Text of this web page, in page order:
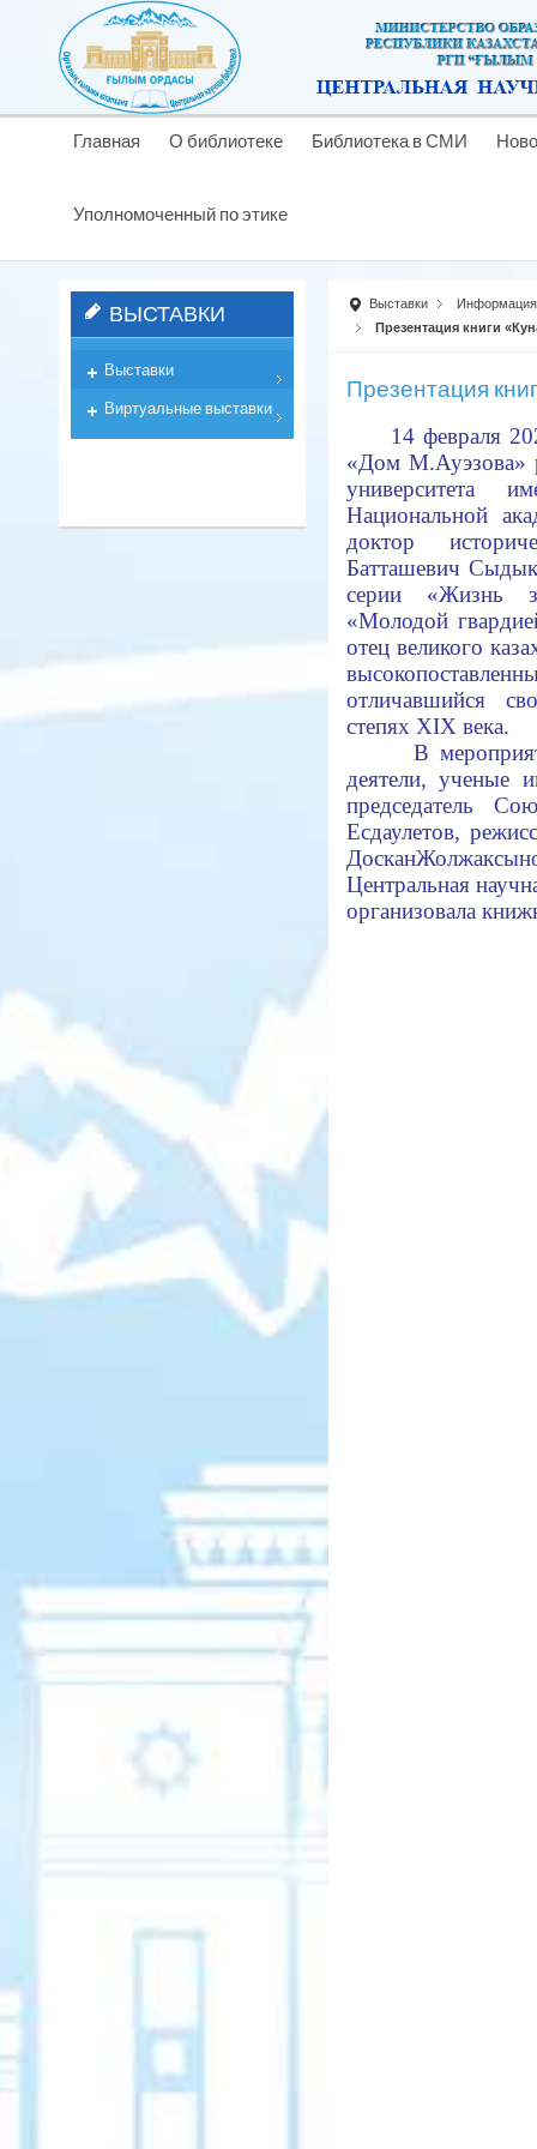
Главная О библиотеке Библиотека в СМИ
Уполномоченный по этике
Выставки
Информация
Презентация книги
Презентация
14 февраля
«Дом М.Ауэзова»
университета
Национальной
доктор
Батташевич
серии «Жизнь
«Молодой
отец великого
отличавшийся
степях XIX века.
В
деятели, ученые
председатель
Есдаулетов,
Центральная
организовала
ВЫСТАВКИ
Выставки
Виртуальные выставки